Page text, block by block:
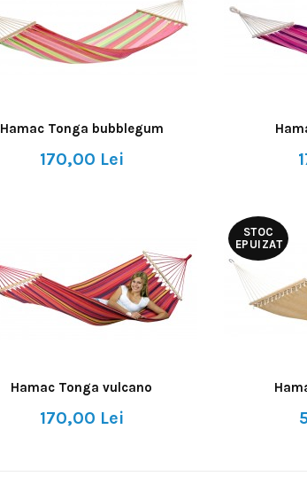
Hamac Tonga bubblegum
170,00 Lei
Hamac Tonga vulcano
170,00 Lei
STOC
EPUIZAT